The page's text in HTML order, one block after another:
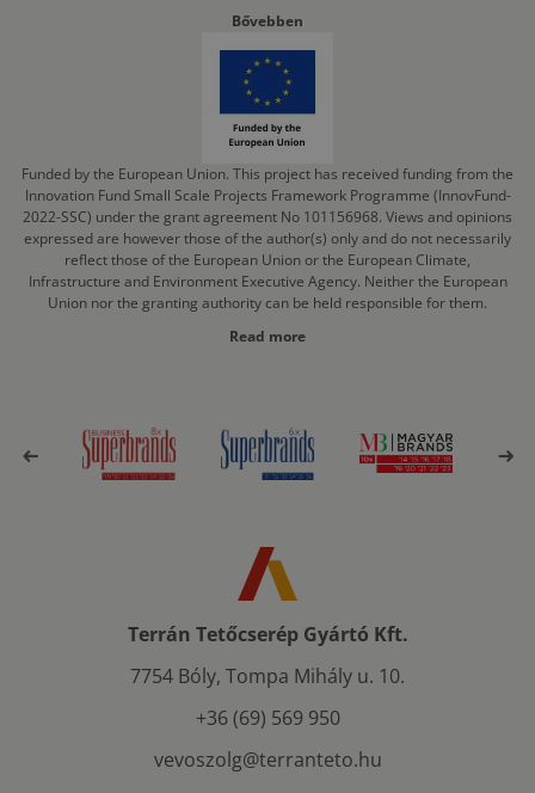
Bővebben
Funded by the European Union. This project has received funding from the
Innovation Fund Small Scale Projects Framework Programme (InnovFund-
2022-SSC) under the grant agreement No 101156968. Views and opinions
expressed are however those of the author(s) only and do not necessarily
reflect those of the European Union or the European Climate,
Infrastructure and Environment Executive Agency. Neither the European
Union nor the granting authority can be held responsible for them.
Read more
Terrán Tetőcserép Gyártó Kft.
7754 Bóly, Tompa Mihály u. 10.
+36 (69) 569 950
vevoszolg@terranteto.hu